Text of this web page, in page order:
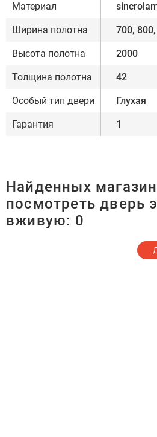
Материал
Ширина полотна 700,
Высота полотна 2000
Толщина полотна 42
Особый тип двери Глухая
Гарантия 1
Найденных
посмотреть дверь
вживую: 0